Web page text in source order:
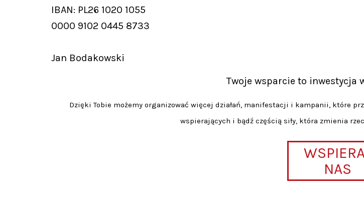
IBAN: PL26 1020 1055
0000 9102 0445 8733
Jan Bodakowski
Twoje wsparcie to inwestycja
Dzięki Tobie możemy organizować więcej działań, manifestacji i kampanii, które
wspierających i bądź częścią siły, która zmienia
NAS